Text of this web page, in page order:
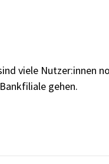
viele Nutzer:innen
gehen.